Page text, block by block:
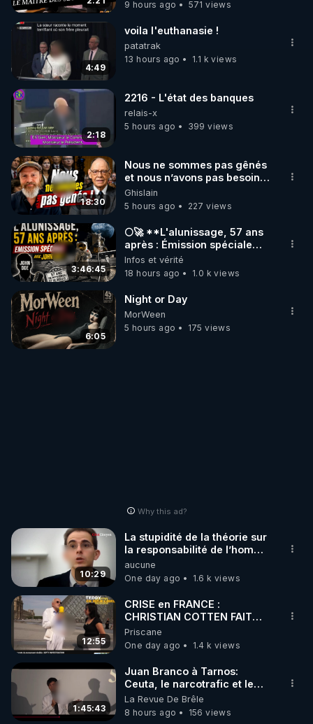
code : REGENERE10
▶ 30 jours gratuit sur l’application de méditation et
de bien-être ENVOL :
Rendez-vous sur
le code : REGENERE
9 hours ago 571 views
4:49
voila l'euthanasie !
patatrak
13 hours ago
1.1 k views
2:18
2216 - L'état des banques
relais-x
5 hours ago
399 views
18:30
Nous ne sommes pas gênés
et nous n’avons pas besoin
de nous excuser ! #jw
#jehovah #collegecentral
Ghislain
5 hours ago
227 views
3:46:45
🌕🚀 **L'alunissage, 57 ans
après : Émission spéciale
avec John Doe !** 👨 🚀✨
Infos et vérité
18 hours ago
1.0 k views
6:05
Night or Day
MorWeen
5 hours ago
175 views
Why this ad?
10:29
La stupidité de la théorie sur
la responsabilité de l’homme
concernant le dioxyde de
carbone.
aucune
One day ago
1.6 k views
12:55
CRISE en FRANCE :
CHRISTIAN COTTEN FAIT
une étrange découverte
Priscane
One day ago
1.4 k views
1:45:43
Juan Branco à Tarnos:
Ceuta, le narcotrafic et le
pouvoir en France
La Revue De Brêle
8 hours ago
156 views